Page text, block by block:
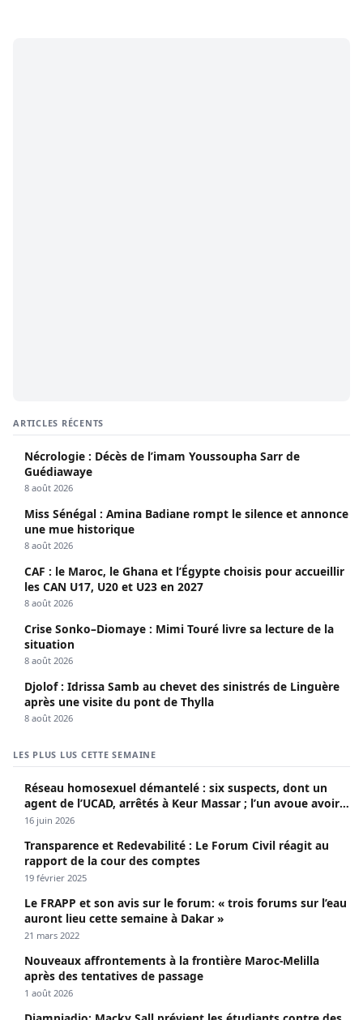
ARTICLES RÉCENTS
Nécrologie : Décès de l’imam Youssoupha Sarr de
Guédiawaye
8 août 2026
Miss Sénégal : Amina Badiane rompt le silence et annonce
une mue historique
8 août 2026
CAF : le Maroc, le Ghana et l’Égypte choisis pour accueillir
les CAN U17, U20 et U23 en 2027
8 août 2026
Crise Sonko–Diomaye : Mimi Touré livre sa lecture de la
situation
8 août 2026
Djolof : Idrissa Samb au chevet des sinistrés de Linguère
après une visite du pont de Thylla
8 août 2026
LES PLUS LUS CETTE SEMAINE
Réseau homosexuel démantelé : six suspects, dont un
agent de l’UCAD, arrêtés à Keur Massar ; l’un avoue avoir
propagé le VIH depuis 2018
16 juin 2026
Transparence et Redevabilité : Le Forum Civil réagit au
rapport de la cour des comptes
19 février 2025
Le FRAPP et son avis sur le forum: « trois forums sur l’eau
auront lieu cette semaine à Dakar »
21 mars 2022
Nouveaux affrontements à la frontière Maroc-Melilla
après des tentatives de passage
1 août 2026